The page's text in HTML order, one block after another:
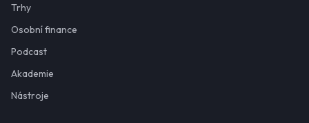
Trhy
Osobní finance
Podcast
Akademie
Nástroje